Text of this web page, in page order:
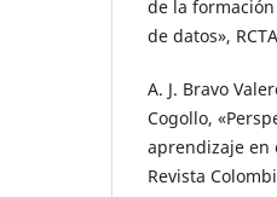
de la
de datos»,
A. J. Bravo
Cogollo,
aprendizaje en
Revista